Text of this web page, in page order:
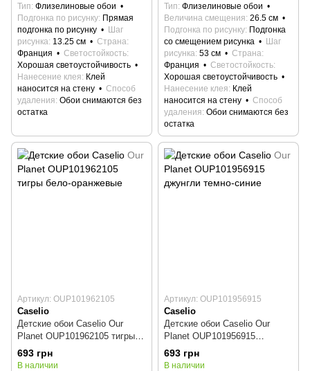
Тип Флизелиновые обои
Подгонка по рисунку Прямая
подгонка по рисунку
Шаг
рисунка 13.25 см
Страна
Франция
Светостойкость
Хорошая светоустойчивость
Нанесение клея Клей
наносится на стену
Способ
удаления Обои снимаются без
остатка
Тип Флизелиновые обои
Величина смещения 26.5 см
Подгонка по рисунку Подгонка
со смещением рисунка
Шаг
рисунка 53 см
Страна
Франция
Светостойкость
Хорошая светоустойчивость
Нанесение клея Клей
наносится на стену
Способ
удаления Обои снимаются без
остатка
Артикул: OUP101962105
Caselio
Детские обои Caselio Our
Planet OUP101962105 тигры
бело-оранжевые
693 грн
В наличии
Артикул: OUP101956915
Caselio
Детские обои Caselio Our
Planet OUP101956915
джунгли темно-синие
693 грн
В наличии